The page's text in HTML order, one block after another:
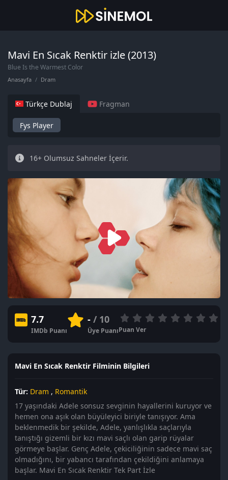
Mavi En Sıcak Renktir izle (2013)
Blue Is the Warmest Color
Anasayfa Dram
Türkçe Dublaj Fragman
Fys Player
16+ Olumsuz Sahneler İçerir.
7.7
IMDb Puanı
-/ 10
Üye PuanıPuan Ver
Mavi En Sıcak Renktir Filminin Bilgileri
Tür: Dram , Romantik
17 yaşındaki Adele sonsuz sevginin hayallerini kuruyor ve
hemen ona aşık olan büyüleyici biriyle tanışıyor. Ama
beklenmedik bir şekilde, Adele, yanlışlıkla saçlarıyla
tanıştığı gizemli bir kızı mavi saçlı olan garip rüyalar
görmeye başlar. Genç Adele, çekiciliğinin sadece mavi saç
olmadığını, bir yabancı tarafından çekildiğini anlamaya
başlar. Mavi En Sıcak Renktir Tek Part İzle